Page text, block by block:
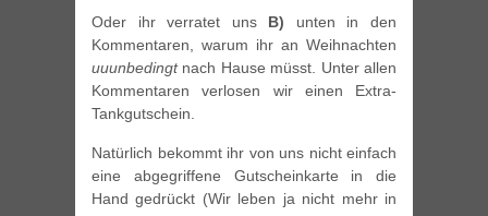
Oder ihr verratet uns B) unten in den
Kommentaren, warum ihr an Weihnachten
uuunbedingt nach Hause müsst. Unter allen
Kommentaren verlosen wir einen Extra-
Tankgutschein.
Natürlich bekommt ihr von uns nicht einfach
eine abgegriffene Gutscheinkarte in die
Hand gedrückt (Wir leben ja nicht mehr in